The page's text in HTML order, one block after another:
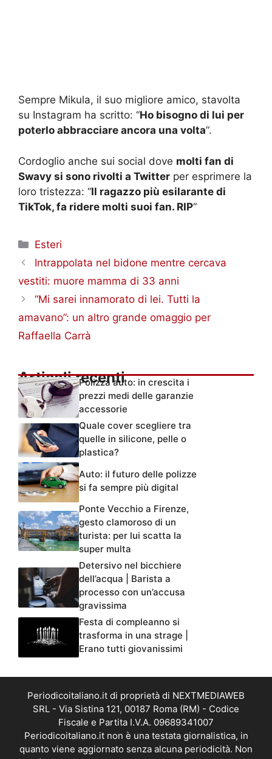
Sempre Mikula, il suo migliore amico, stavolta
su Instagram ha scritto: “Ho bisogno di lui per
poterlo abbracciare ancora una volta“.
Cordoglio anche sui social dove molti fan di
Swavy si sono rivolti a Twitter per esprimere la
loro tristezza: “Il ragazzo più esilarante di
TikTok, fa ridere molti suoi fan. RIP“
Categorie
Esteri
Intrappolata nel bidone mentre cercava
vestiti: muore mamma di 33 anni
“Mi sarei innamorato di lei. Tutti la
amavano”: un altro grande omaggio per
Raffaella Carrà
Articoli recentiPolizza auto: in crescita i
prezzi medi delle garanzie
accessorie
Quale cover scegliere tra
quelle in silicone, pelle o
plastica?
Auto: il futuro delle polizze
si fa sempre più digital
Ponte Vecchio a Firenze,
gesto clamoroso di un
turista: per lui scatta la
super multa
Detersivo nel bicchiere
dell’acqua | Barista a
processo con un’accusa
gravissima
Festa di compleanno si
trasforma in una strage |
Erano tutti giovanissimi
Periodicoitaliano.it di proprietà di NEXTMEDIAWEB
SRL - Via Sistina 121, 00187 Roma (RM) - Codice
Fiscale e Partita I.V.A. 09689341007
Periodicoitaliano.it non è una testata giornalistica, in
quanto viene aggiornato senza alcuna periodicità. Non